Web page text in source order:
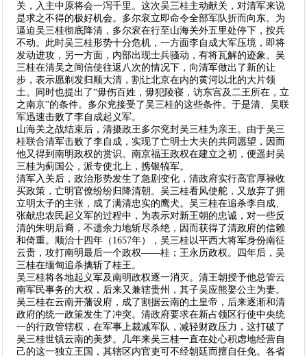
关，入主中原将会一泻千里。这次吴三桂主动献关，对清军来说
是求之不得的极好机会。多尔衮立即命令全部军队折而向东。为
逼迫吴三桂彻底降清，多尔衮在行至山海关外五里处停下，按兵
不动。此时吴三桂形势十分危机，一方面李自成大军压境，即将
发动进攻，另一方面，内部出现士兵骚动，有将瓦解的迹象。吴
三桂在清吴之间信使往返八次的情况下，向清军做出了新的让
步，表示愿剃发归顺大清，割让北京在内的黄河以北的大片领
土。同时也提出了“毋伤百姓，毋犯陵寝，访东宫及二王所在，立
之南京”的条件。多尔兖接受了吴三桂的这些条件。于是清、吴联
军迅速击败了李自成起义军。
山海关之战结束后，清摄政王多尔兖封吴三桂为亲王。由于吴三
桂联合清军击败了李自成，实现了亡明士大夫的共同愿望，因而
他又得到南明政权的赏识。南京福王政权在建立之初，便遥封吴
三桂为蓟国公，派专使北上，携银犒军。
清军入关后，政治形势发生了急剧变化，清政府实行高官厚禄收
买政策，亡明官僚纷纷归降清朝。吴三桂看风使舵，又放弃了拥
立明太子的主张，成了满清忠实的鹰犬。吴三桂在追杀李自成、
张献忠农民起义军的过程中，为表示对新王朝的忠诚，对一些反
清的朱明后裔，不遗余力地斩尽杀绝，因而获得了清政府的信赖
和倚重。顺治十四年（1657年），吴三桂以平西大将军身份南征
云贵，攻打南明最后一个政权——桂；王永历政权。四年后，吴
三桂在缅甸追杀擒斩了桂王。
吴三桂将各地起义军及南明政权逐一消灭。清王朝授予他总管云
南军民事务的大权，后来又兼辖贵州，其子吴应熊娶公主为妻。
吴三桂在云南开藩设府，成了割据云南的土皇帝，后来逐渐和清
政府的统一政策发生了冲突。清政府要求在新占领区行使中央统
一的行政管辖权，在军事上裁减军队，减轻财政压力，这打破了
吴三桂世镇云南的美梦。几年来吴三桂一直在处心积虑地经营自
己的这一独立王国，其辖区内官吏可不经朝廷而擅自任免。各省